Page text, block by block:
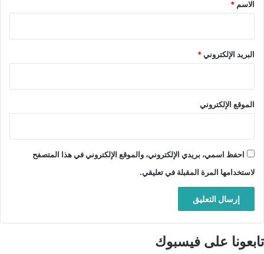
الاسم *
البريد الإلكتروني*
الموقع الإلكتروني
احفظ اسمي، بريدي الإلكتروني، والموقع الإلكتروني في هذا المتصفح
لاستخدامها المرة المقبلة في تعليقي.
تابعونا على فيسبوك